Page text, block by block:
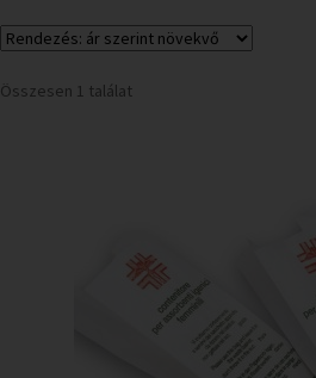
Összesen 1 találat